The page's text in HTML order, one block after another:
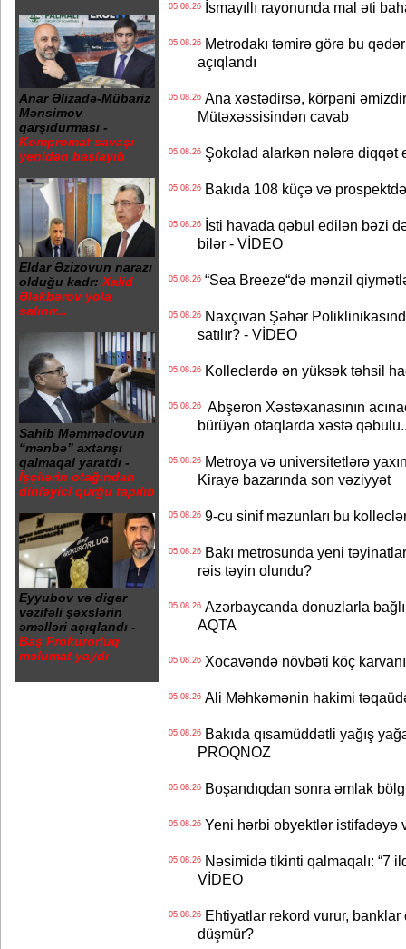
Anar Əlizadə-Mübariz
Mənsimov
qarşıdurması -
Kompromat savaşı
yenidən başlayıb
Eldar Əzizovun narazı
olduğu kadr: Xalid
Ələkbərov yola
salınır...
Sahib Məmmədovun
“mənbə” axtarışı
qalmaqal yaratdı -
İşçilərin otağından
dinləyici qurğu tapılıb
Eyyubov və digər
vəzifəli şəxslərin
əməlləri açıqlandı -
Baş Prokurorluq
məlumat yaydı
05.08.26İsmayıllı rayonunda mal əti
05.08.26Metrodakı təmirə görə bu
açıqlandı
05.08.26Ana xəstədirsə, körpəni
Mütəxəssisindən cavab
05.08.26Şokolad alarkən nələrə diqqət
05.08.26Bakıda 108 küçə və
05.08.26İsti havada qəbul edilən bəzi
bilər - VİDEO
05.08.26“Sea Breeze“də mənzil
05.08.26Naxçıvan Şəhər
satılır? - VİDEO
05.08.26Kolleclərdə ən yüksək təhsil
05.08.26Abşeron Xəstəxanasının
bürüyən otaqlarda xəstə
05.08.26Metroya və universitetlərə
Kirayə bazarında son vəziyyət
05.08.269-cu sinif məzunları bu
05.08.26Bakı metrosunda yeni
rəis təyin olundu?
05.08.26Azərbaycanda donuzlarla
AQTA
05.08.26Xocavəndə növbəti köç
05.08.26Ali Məhkəmənin hakimi
05.08.26Bakıda qısamüddətli yağış
PROQNOZ
05.08.26Boşandıqdan sonra əmlak
05.08.26Yeni hərbi obyektlər istifadəyə
05.08.26Nəsimidə tikinti qalmaqalı: “7
VİDEO
05.08.26Ehtiyatlar rekord vurur, banklar
düşmür?